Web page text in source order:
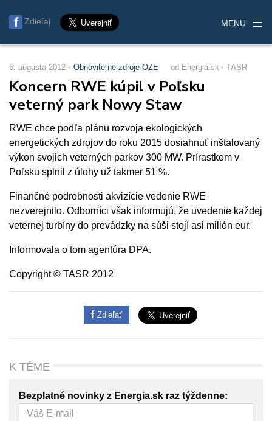
Zdieľaj MENU
6. augusta 2012 Obnoviteľné zdroje OZE od Energia.sk TASR
Koncern RWE kúpil v Poľsku
veterný park Nowy Staw
RWE chce podľa plánu rozvoja ekologických
energetických zdrojov do roku 2015 dosiahnuť inštalovaný
výkon svojich veterných parkov 300 MW. Prírastkom v
Poľsku splnil z úlohy už takmer 51 %.
Finančné podrobnosti akvizície vedenie RWE
nezverejnilo. Odborníci však informujú, že uvedenie každej
veternej turbíny do prevádzky na súši stojí asi milión eur.
Informovala o tom agentúra DPA.
Copyright © TASR 2012
Zdieľať
K TÉME
Bezplatné novinky z Energia.sk raz týždenne: